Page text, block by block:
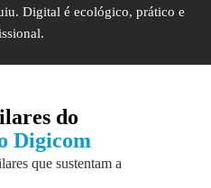
Digital é ecológico, prático e
do
Digicom
que sustentam a